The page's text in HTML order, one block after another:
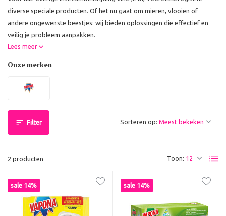
diverse speciale producten. Of het nu gaat om mieren, vlooien of
andere ongewenste beestjes: wij bieden oplossingen die effectief en
veilig je probleem aanpakken.
Lees meer
Onze merken
Filter
2 producten Toon:
Sorteren op:
sale 14% sale 14%